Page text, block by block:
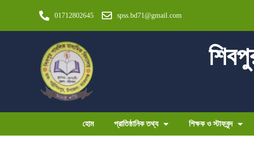
01712802645 spss.bd71@gmail.com
হোম প্রাতিষ্ঠানিক তথ্য শিক্ষক ও স্টাফবৃন্দ